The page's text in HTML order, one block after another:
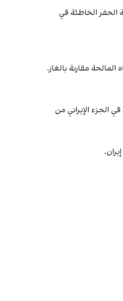
ومع ذلك، بسبب هندسة الحفر الخاطئة في
الجزء الإيراني من